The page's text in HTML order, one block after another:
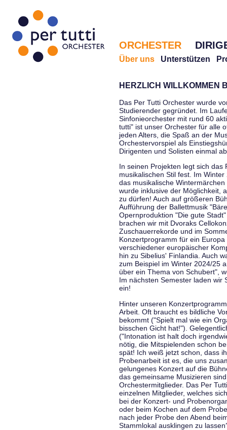
ORCHESTER
Über uns Unterstützen
HERZLICH WILLKOMMEN
Das Per Tutti Orchester wurde
Studierender gegründet. Im
Sinfonieorchester mit rund 60
tutti" ist unser Orchester für alle
jeden Alters, die Spaß an der
Orchestervorspiel als
Dirigenten und Solisten einmal
In seinen Projekten legt sich das
musikalischen Stil fest. Im
das musikalische
wurde inklusive der Möglichkeit,
zu dürfen! Auch auf größeren
Aufführung der Ballettmusik
Opernproduktion "Die gute
brachen wir mit Dvoraks
Zuschauerrekorde und im
Konzertprogramm für ein
verschiedener europäischer
hin zu Sibelius' Finlandia. Auch
zum Beispiel im Winter 2024/25
über ein Thema von Schubert",
Im nächsten Semester laden wir
ein!
Hinter unseren
Arbeit. Oft braucht es bildliche
bekommt ("Spielt mal wie ein
bisschen Gicht hat!").
("Intonation ist halt doch
nötig, die Mitspielenden schon
spät! Ich weiß jetzt schon, dass
Probenarbeit ist es, die uns
gelungenes Konzert auf die
das gemeinsame Musizieren
Orchestermitglieder. Das Per
einzelnen Mitglieder, welches
bei der Konzert- und
oder beim Kochen auf dem
nach jeder Probe den Abend
Stammlokal ausklingen zu